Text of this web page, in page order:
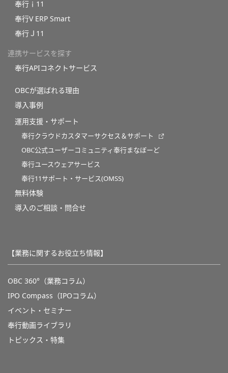
奉行ｉ11
奉行V ERP Smart
奉行Ｊ11
連携サービスを探す
奉行APIコネクトサービス
OBCが選ばれる理由
導入事例
運用支援・サポート
奉行クラウドカスタマーサクセス＆サポート
OBC公式ユーザーコミュニティ奉行まなぼーど
奉行ユースウェアサービス
奉行11サポート・サービス(OMSS)
無料体験
導入のご相談・問合せ
【業務に関するお役立ち情報】
OBC 360°（業務コラム）
IPO Compass（IPOコラム）
イベント・セミナー
奉行動画ライブラリ
トピックス・特集